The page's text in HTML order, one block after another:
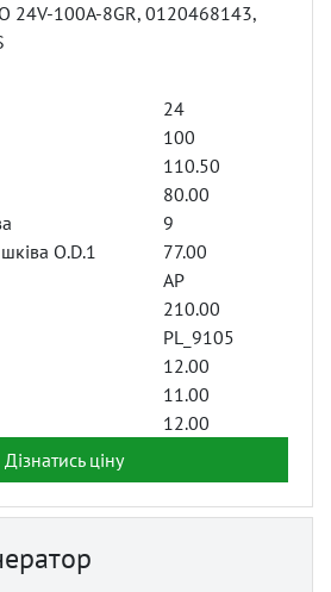
24V-100A-8GR, 0120468143,
24
100
110.50
80.00
9
O.D.1
77.00
AP
210.00
PL_9105
12.00
11.00
12.00
Дізнатись ціну